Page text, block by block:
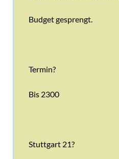
Budget gesprengt.
Termin?
Bis 2300
Stuttgart 21?